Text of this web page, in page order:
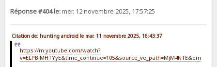
Réponse #404 le:mer. 12 novembre 2025, 17:57:25
Citation de: hunting android le mar. 11 novembre 2025, 16:43:37
https://m.youtube.com/watch?